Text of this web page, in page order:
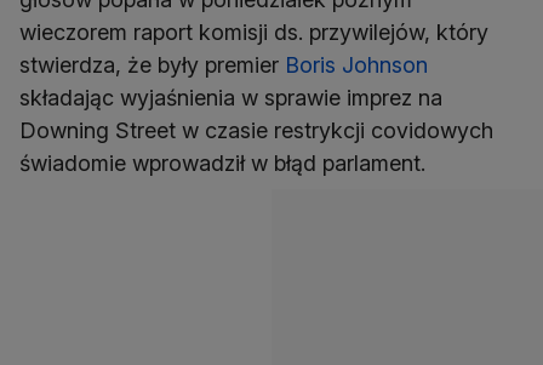
wieczorem raport komisji ds. przywilejów, który
stwierdza, że były premier Boris Johnson
składając wyjaśnienia w sprawie imprez na
Downing Street w czasie restrykcji covidowych
świadomie wprowadził w błąd parlament.